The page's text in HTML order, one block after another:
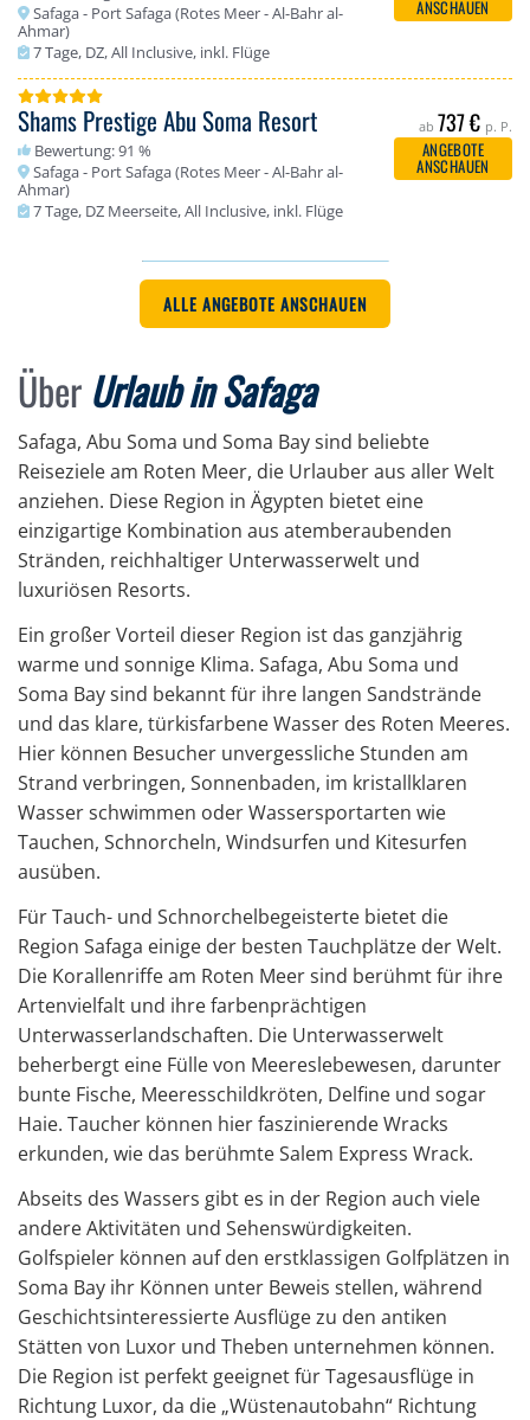
Safaga - Port Safaga (Rotes Meer - Al-Bahr al-
Ahmar)
7 Tage, DZ, All Inclusive, inkl. Flüge
ANSCHAUEN
Shams Prestige Abu Soma Resort
Bewertung: 91 %
Safaga - Port Safaga (Rotes Meer - Al-Bahr al-
Ahmar)
7 Tage, DZ Meerseite, All Inclusive, inkl. Flüge
ab 737 € p. P.
ANGEBOTE
ANSCHAUEN
ALLE ANGEBOTE ANSCHAUEN
Über Urlaub in Safaga
Safaga, Abu Soma und Soma Bay sind beliebte
Reiseziele am Roten Meer, die Urlauber aus aller Welt
anziehen. Diese Region in Ägypten bietet eine
einzigartige Kombination aus atemberaubenden
Stränden, reichhaltiger Unterwasserwelt und
luxuriösen Resorts.
Ein großer Vorteil dieser Region ist das ganzjährig
warme und sonnige Klima. Safaga, Abu Soma und
Soma Bay sind bekannt für ihre langen Sandstrände
und das klare, türkisfarbene Wasser des Roten Meeres.
Hier können Besucher unvergessliche Stunden am
Strand verbringen, Sonnenbaden, im kristallklaren
Wasser schwimmen oder Wassersportarten wie
Tauchen, Schnorcheln, Windsurfen und Kitesurfen
ausüben.
Für Tauch- und Schnorchelbegeisterte bietet die
Region Safaga einige der besten Tauchplätze der Welt.
Die Korallenriffe am Roten Meer sind berühmt für ihre
Artenvielfalt und ihre farbenprächtigen
Unterwasserlandschaften. Die Unterwasserwelt
beherbergt eine Fülle von Meereslebewesen, darunter
bunte Fische, Meeresschildkröten, Delfine und sogar
Haie. Taucher können hier faszinierende Wracks
erkunden, wie das berühmte Salem Express Wrack.
Abseits des Wassers gibt es in der Region auch viele
andere Aktivitäten und Sehenswürdigkeiten.
Golfspieler können auf den erstklassigen Golfplätzen in
Soma Bay ihr Können unter Beweis stellen, während
Geschichtsinteressierte Ausflüge zu den antiken
Stätten von Luxor und Theben unternehmen können.
Die Region ist perfekt geeignet für Tagesausflüge in
Richtung Luxor, da die „Wüstenautobahn“ Richtung